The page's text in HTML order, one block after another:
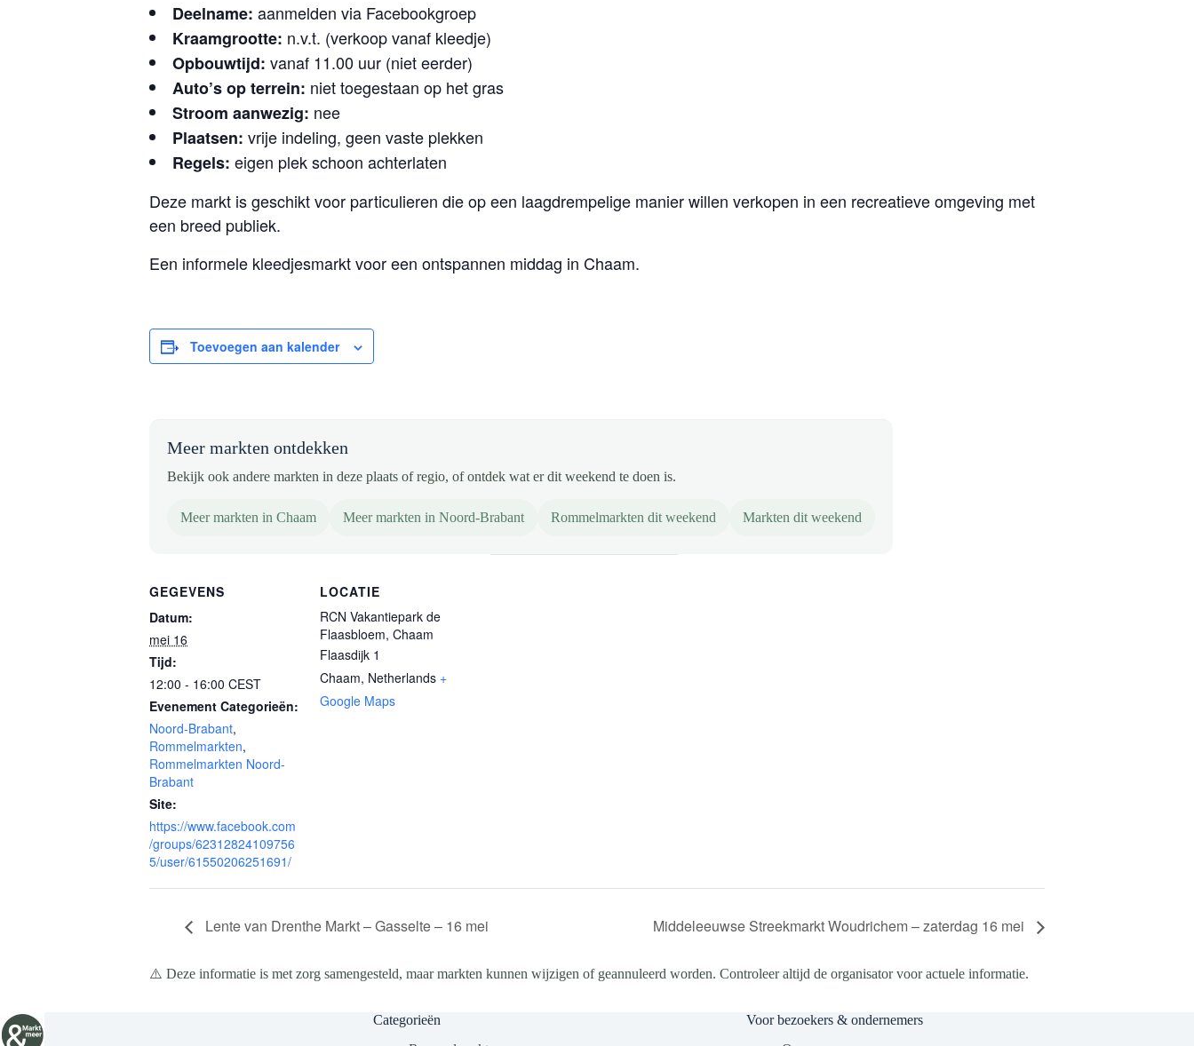
Deelname: aanmelden via Facebookgroep
Kraamgrootte: n.v.t. (verkoop vanaf kleedje)
Opbouwtijd: vanaf 11.00 uur (niet eerder)
Auto’s op terrein: niet toegestaan op het gras
Stroom aanwezig: nee
Plaatsen: vrije indeling, geen vaste plekken
Regels: eigen plek schoon achterlaten
Deze markt is geschikt voor particulieren die op een laagdrempelige manier willen verkopen in een recreatieve omgeving met
een breed publiek.
Een informele kleedjesmarkt voor een ontspannen middag in Chaam.
Toevoegen aan kalender
Meer markten ontdekken
Bekijk ook andere markten in deze plaats of regio, of ontdek wat er dit weekend te doen is.
Meer markten in Chaam Meer markten in Noord-Brabant Rommelmarkten dit weekend Markten dit weekend
GEGEVENS
Datum:
mei 16
Tijd:
12:00 - 16:00 CEST
Evenement Categorieën:
Noord-Brabant,
Rommelmarkten,
Rommelmarkten Noord-
Brabant
Site:
https://www.facebook.com
/groups/62312824109756
5/user/61550206251691/
LOCATIE
RCN Vakantiepark de
Flaasbloem, Chaam
Flaasdijk 1
Chaam, Netherlands +
Google Maps
Lente van Drenthe Markt – Gasselte – 16 mei Middeleeuwse Streekmarkt Woudrichem – zaterdag 16 mei
⚠️ Deze informatie is met zorg samengesteld, maar markten kunnen wijzigen of geannuleerd worden. Controleer altijd de organisator voor actuele informatie.
Categorieën
Voor bezoekers & ondernemers